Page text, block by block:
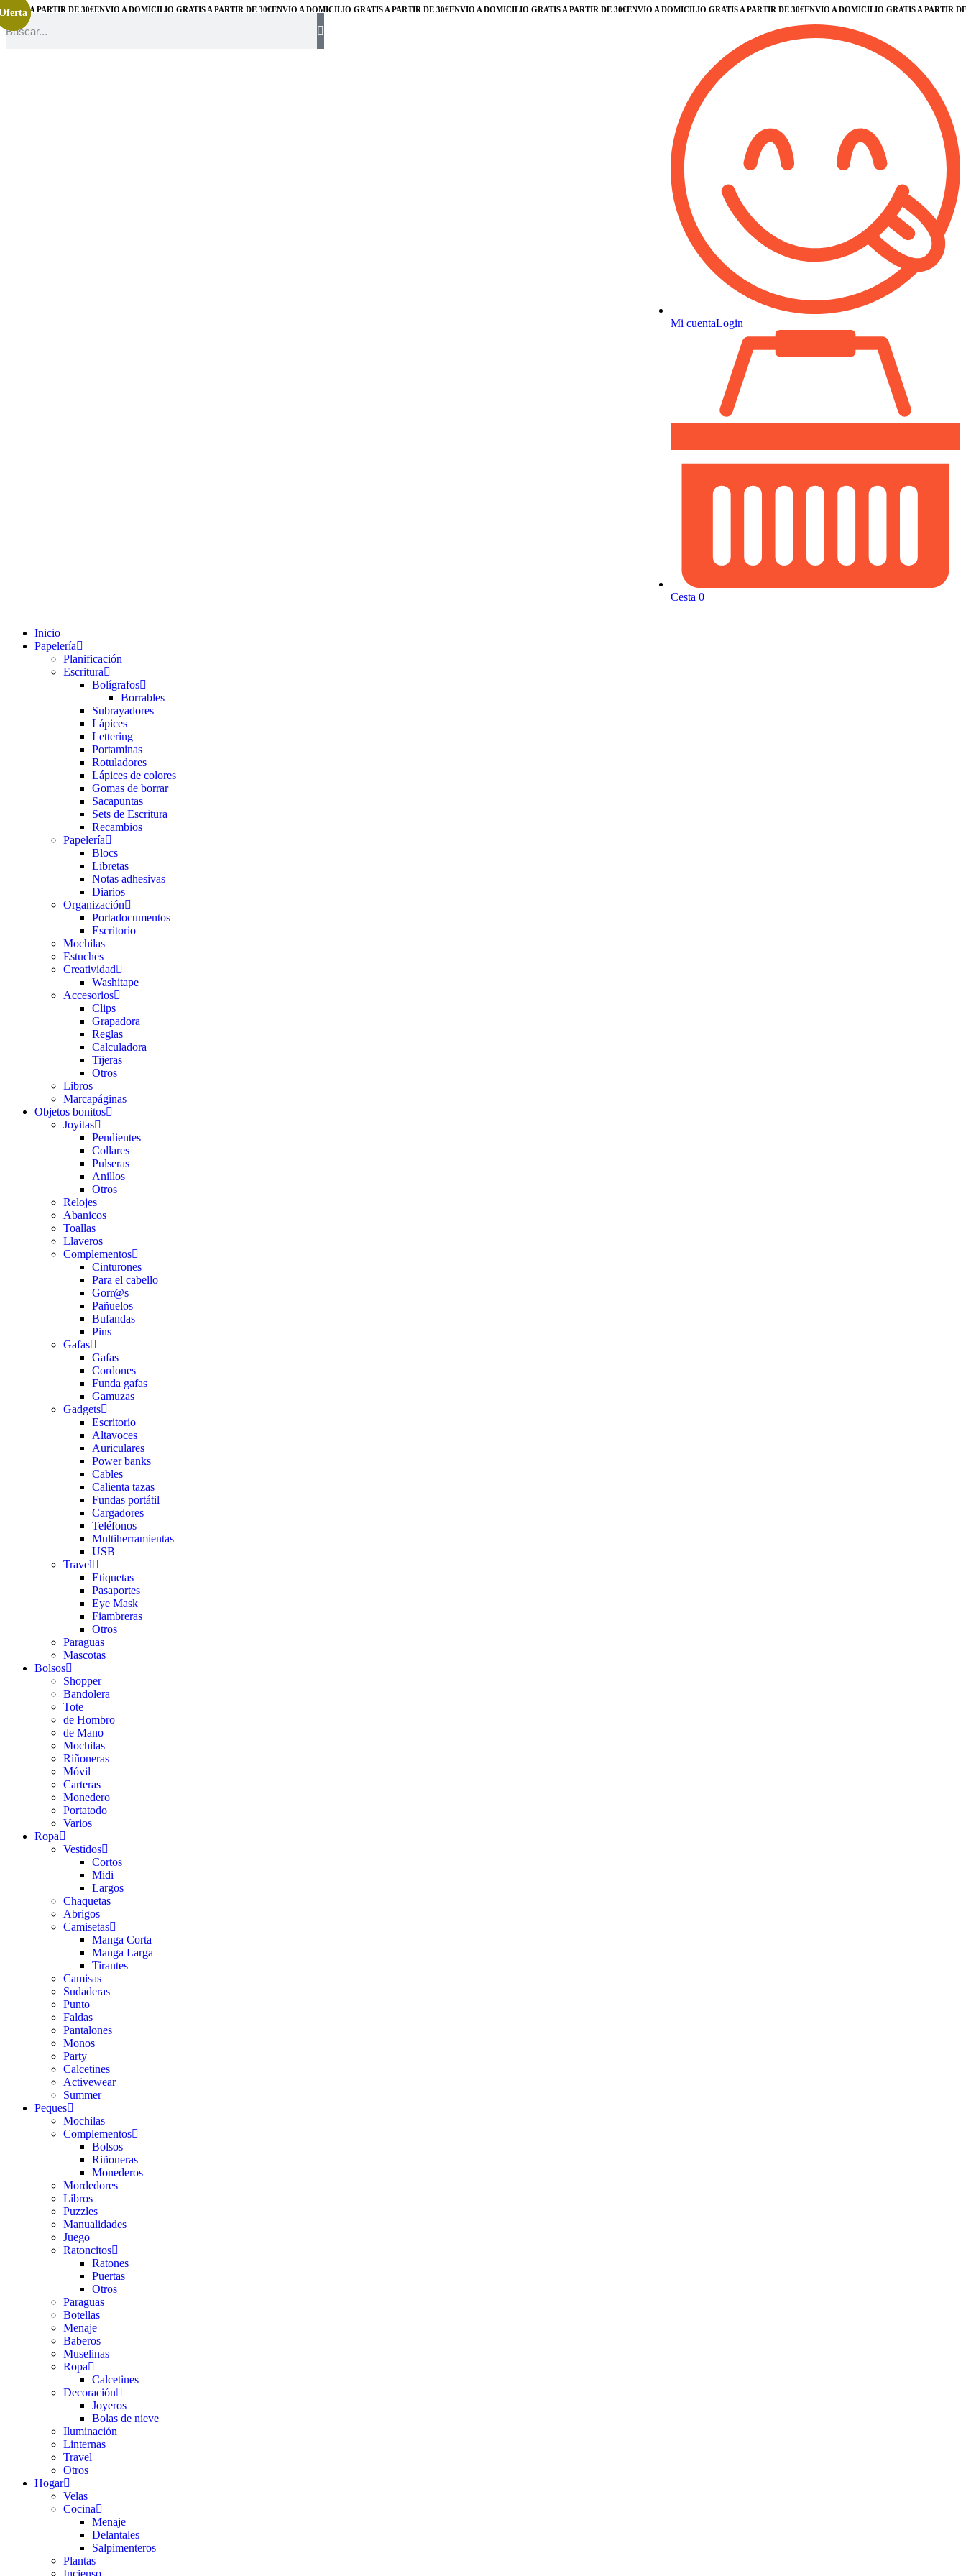
A PARTIR DE 30€ENVÍO A DOMICILIO GRATIS A PARTIR DE 30€ENVÍO A DOMICILIO GRATIS A PARTIR DE 30€ENVÍO A DOMICILIO GRATIS A PARTIR DE 30€ENVÍO A DOMICILIO GRATIS A PARTIR DE 30€ENVÍO A DOMICILIO GRATIS A PARTIR DE
Mi cuentaLogin
Cesta 0
Inicio
Papelería
Planificación
Escritura
Bolígrafos
Borrables
Subrayadores
Lápices
Lettering
Portaminas
Rotuladores
Lápices de colores
Gomas de borrar
Sacapuntas
Sets de Escritura
Recambios
Papelería
Blocs
Libretas
Notas adhesivas
Diarios
Organización
Portadocumentos
Escritorio
Mochilas
Estuches
Creatividad
Washitape
Accesorios
Clips
Grapadora
Reglas
Calculadora
Tijeras
Otros
Libros
Marcapáginas
Objetos bonitos
Joyitas
Pendientes
Collares
Pulseras
Anillos
Otros
Relojes
Abanicos
Toallas
Llaveros
Complementos
Cinturones
Para el cabello
Gorr@s
Pañuelos
Bufandas
Pins
Gafas
Gafas
Cordones
Funda gafas
Gamuzas
Gadgets
Escritorio
Altavoces
Auriculares
Power banks
Cables
Calienta tazas
Fundas portátil
Cargadores
Teléfonos
Multiherramientas
USB
Travel
Etiquetas
Pasaportes
Eye Mask
Fiambreras
Otros
Paraguas
Mascotas
Bolsos
Shopper
Bandolera
Tote
de Hombro
de Mano
Mochilas
Riñoneras
Móvil
Carteras
Monedero
Portatodo
Varios
Ropa
Vestidos
Cortos
Midi
Largos
Chaquetas
Abrigos
Camisetas
Manga Corta
Manga Larga
Tirantes
Camisas
Sudaderas
Punto
Faldas
Pantalones
Monos
Party
Calcetines
Activewear
Summer
Peques
Mochilas
Complementos
Bolsos
Riñoneras
Monederos
Mordedores
Libros
Puzzles
Manualidades
Juego
Ratoncitos
Ratones
Puertas
Otros
Paraguas
Botellas
Menaje
Baberos
Muselinas
Ropa
Calcetines
Decoración
Joyeros
Bolas de nieve
Iluminación
Linternas
Travel
Otros
Hogar
Velas
Cocina
Menaje
Delantales
Salpimenteros
Plantas
Incienso